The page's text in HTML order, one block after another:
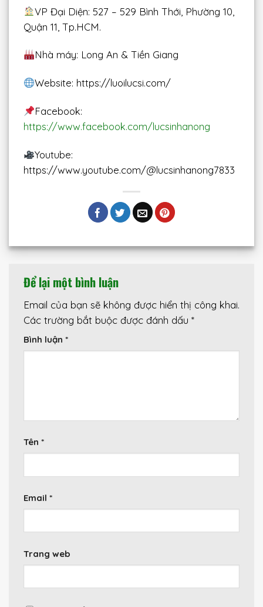
VP Đại Diện: 527 – 529 Bình Thới, Phường 10,
Quận 11, Tp.HCM.
Nhà máy: Long An & Tiền Giang
Website: https://luoilucsi.com/
Facebook:
https://www.facebook.com/lucsinhanong
Youtube:
https://www.youtube.com/@lucsinhanong7833
Để lại một bình luận
Email của bạn sẽ không được hiển thị công khai.
Các trường bắt buộc được đánh dấu *
Bình luận *
Tên *
Email *
Trang web